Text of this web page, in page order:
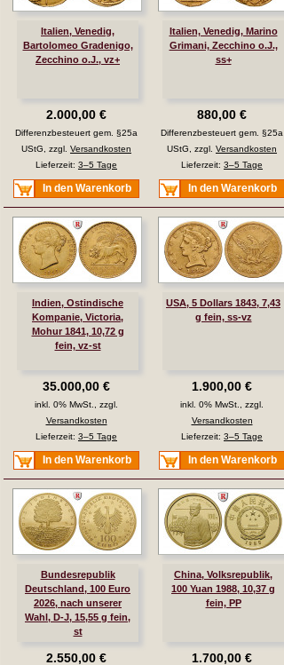
Italien, Venedig,
Bartolomeo Gradenigo,
Zecchino o.J., vz+
2.000,00 €
Differenzbesteuert gem. §25a
UStG, zzgl. Versandkosten
Lieferzeit: 3–5 Tage
In den Warenkorb
Italien, Venedig, Marino
Grimani, Zecchino o.J.,
ss+
880,00 €
Differenzbesteuert gem. §25a
UStG, zzgl. Versandkosten
Lieferzeit: 3–5 Tage
In den Warenkorb
Indien, Ostindische
Kompanie, Victoria,
Mohur 1841, 10,72 g
fein, vz-st
35.000,00 €
inkl. 0% MwSt., zzgl.
Versandkosten
Lieferzeit: 3–5 Tage
In den Warenkorb
USA, 5 Dollars 1843, 7,43
g fein, ss-vz
1.900,00 €
inkl. 0% MwSt., zzgl.
Versandkosten
Lieferzeit: 3–5 Tage
In den Warenkorb
Bundesrepublik
Deutschland, 100 Euro
2026, nach unserer
Wahl, D-J, 15,55 g fein,
st
2.550,00 €
China, Volksrepublik,
100 Yuan 1988, 10,37 g
fein, PP
1.700,00 €